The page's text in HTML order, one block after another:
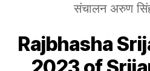
संचालन अरुण
Rajbhasha